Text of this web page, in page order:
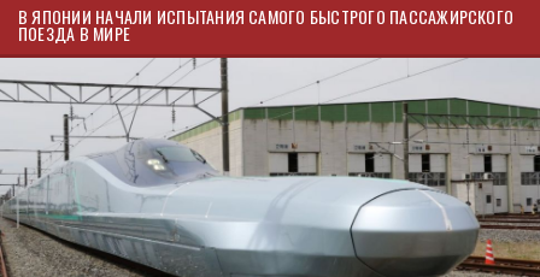
В ЯПОНИИ НАЧАЛИ ИСПЫТАНИЯ САМОГО БЫСТРОГО ПАССАЖИРСКОГО
ПОЕЗДА В МИРЕ